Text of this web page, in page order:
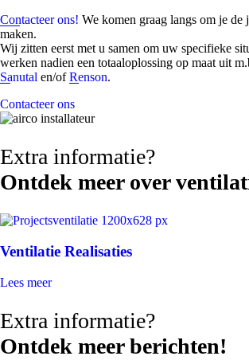
Contacteer ons! We komen graag langs om je de
maken.
Wij zitten eerst met u samen om uw specifieke
werken nadien een totaaloplossing op maat uit
Sanutal en/ofRenson.
Contacteer ons
Extra informatie?
Ontdek meer over
Ventilatie Realisaties
Lees meer
Extra informatie?
Ontdek meer berichten!